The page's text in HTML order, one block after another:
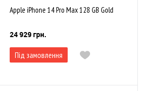
Apple iPhone 14 Pro Max 128 GB Gold
24 929 грн.
Під замовлення